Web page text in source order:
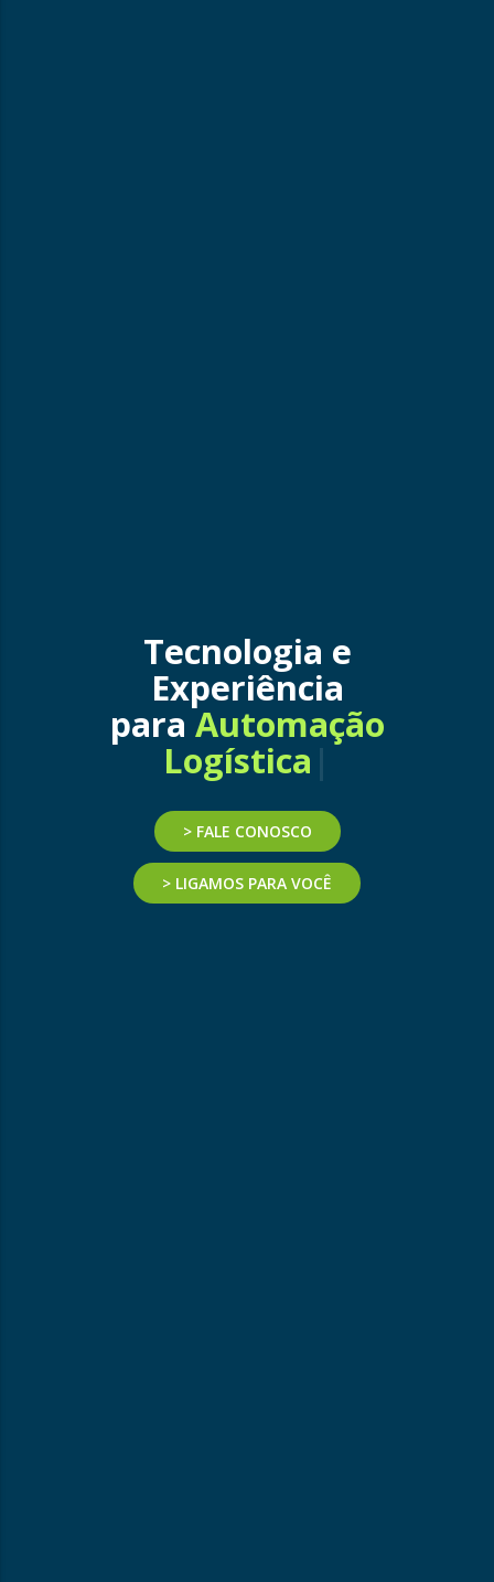
Tecnologia e
Experiência
paraMo|
> FALE CONOSCO
> LIGAMOS PARA VOCÊ